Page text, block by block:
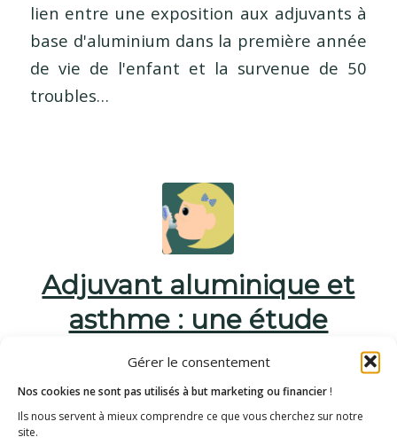
Gérer le consentement
Nos cookies ne sont pas utilisés à but marketing ou financier !
Ils nous servent à mieux comprendre ce que vous cherchez sur notre
site.
lien entre une exposition aux adjuvants à
base d'aluminium dans la première année
de vie de l'enfant et la survenue de 50
troubles…
Adjuvant aluminique et
asthme : une étude
condamnable
9 novembre 2022 / dansDésintox,Du côté des
scientifiques,Les articles de la rédaction,Les enquêtes